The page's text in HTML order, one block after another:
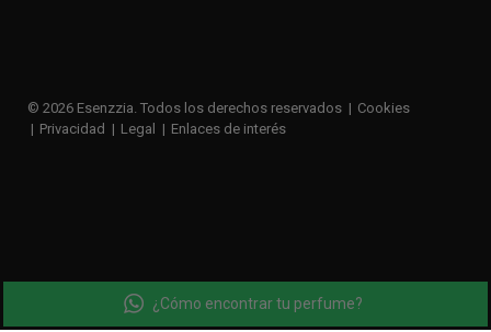
¿Cómo encontrar tu perfume?
© 2026 Esenzzia. Todos los derechos reservados
Cookies
Privacidad
Legal Enlaces de interés